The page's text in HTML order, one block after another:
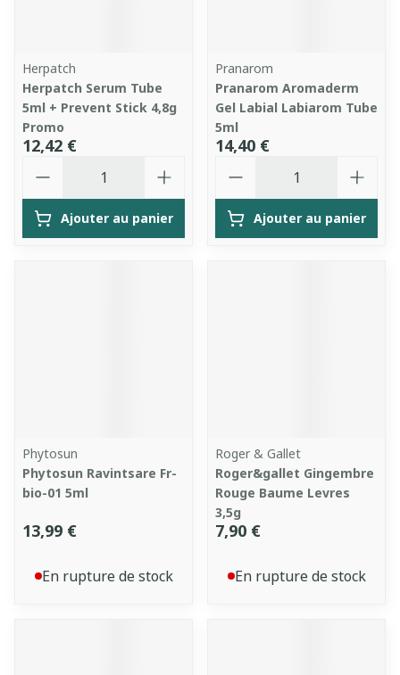
Herpatch
Herpatch Serum Tube
5ml + Prevent Stick 4,8g
Promo
12,42 €
Ajouter au panier
Pranarom
Pranarom Aromaderm
Gel Labial Labiarom Tube
5ml
14,40 €
Ajouter au panier
Phytosun
Phytosun Ravintsare Fr-
bio-01 5ml
13,99 €
En rupture de stock
Roger & Gallet
Roger&gallet Gingembre
Rouge Baume Levres
3,5g
7,90 €
En rupture de stock